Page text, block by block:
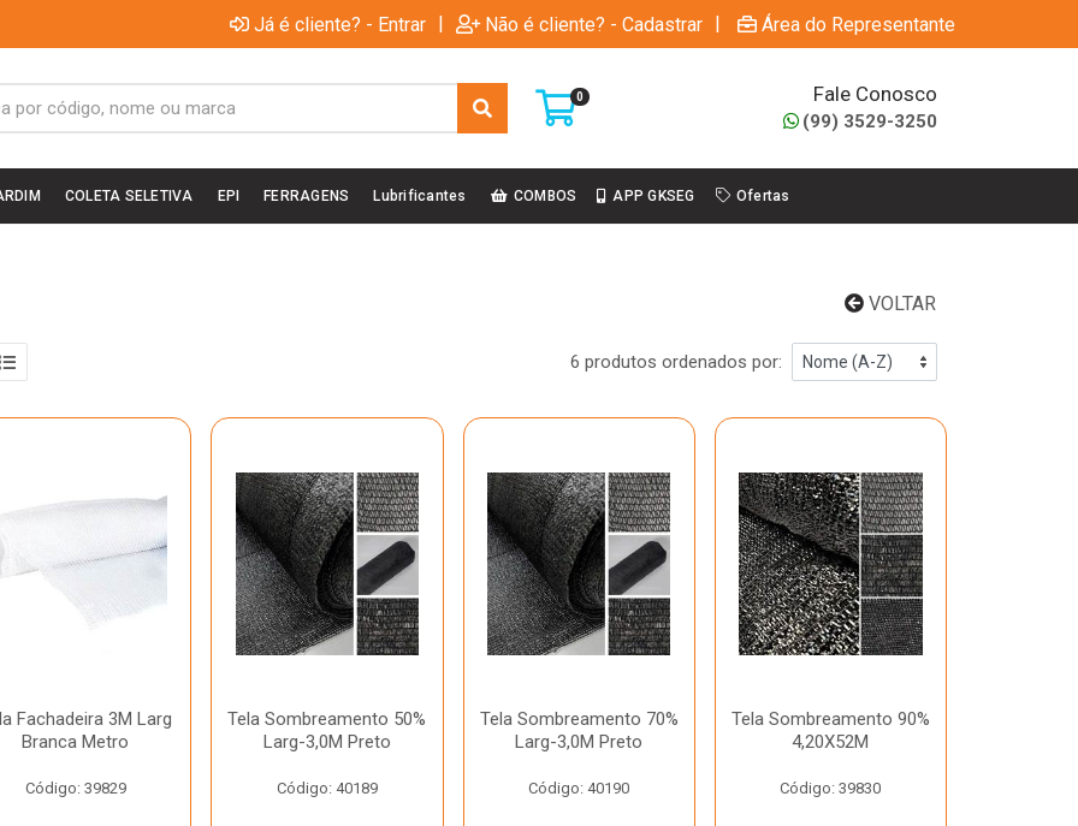
Já é cliente? - Entrar | Não é cliente? - Cadastrar | Área do Representante
0 Fale Conosco
(99) 3529-3250
COLETA SELETIVA EPI FERRAGENS Lubrificantes COMBOS APP GKSEG Ofertas
VOLTAR
6 produtos ordenados por:
Fachadeira 3M Larg
Branca Metro
Código: 39829
Tela Sombreamento 50%
Larg-3,0M Preto
Código: 40189
Tela Sombreamento 70%
Larg-3,0M Preto
Código: 40190
Tela Sombreamento 90%
4,20X52M
Código: 39830